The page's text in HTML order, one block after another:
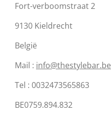
Fort-verboomstraat 2
9130 Kieldrecht
België
Mail : info@thestylebar.be
Tel : 0032473565863
BE0759.894.832